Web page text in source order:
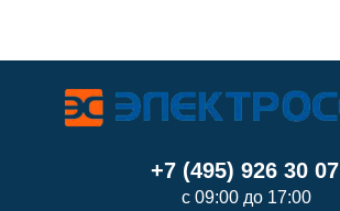
+7 (495) 926 30 07
с 09:00 до 17:00